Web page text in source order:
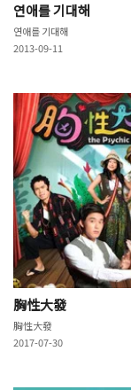
연애를 기대해
연애를 기대해
2013-09-11
胸性大發
胸性大發
2017-07-30